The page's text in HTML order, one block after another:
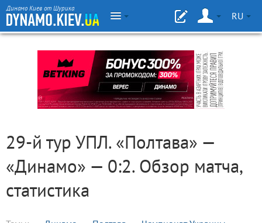
Динамо Киев от Шурика
RU
29-й тур УПЛ. «Полтава» —
«Динамо» — 0:2. Обзор матча,
статистика